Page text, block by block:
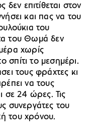
δεν επιτίθεται στον
και πας να του
του
του Θωμά δεν
χωρίς
σπίτι το μεσημέρι.
τους φράχτες κι
να τους
σε 24 ώρες. Τις
συνεργάτες του
του χρόνου.